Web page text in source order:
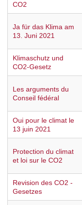
CO2
Ja für das Klima am
13. Juni 2021
Klimaschutz und
CO2-Gesetz
Les arguments du
Conseil fédéral
Oui pour le climat le
13 juin 2021
Protection du climat
et loi sur le CO2
Revision des CO2 -
Gesetzes